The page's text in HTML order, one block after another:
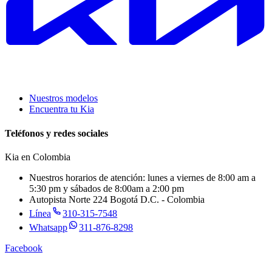
Nuestros modelos
Encuentra tu Kia
Teléfonos y redes sociales
Kia en Colombia
Nuestros horarios de atención: lunes a viernes de 8:00 am a
5:30 pm y sábados de 8:00am a 2:00 pm
Autopista Norte 224 Bogotá D.C. - Colombia
Línea
310-315-7548
Whatsapp
311-876-8298
Facebook